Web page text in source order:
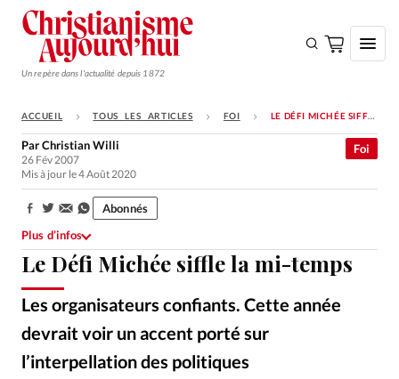
Un repère dans l'actualité depuis 1872
S'ABONNER
Monde
Opinions
Tous les articles
Faire un don
Emploi
Se connecter
ACCUEIL TOUS LES ARTICLES FOI LE DÉFI MICHÉE SIFFLE LA MI-TEMPS
Le Défi Michée siffle la mi-temps
Les organisateurs confiants. Cette année
devrait voir un accent porté sur
l’interpellation des politiques
Foi
ParChristian Willi
26 Fév 2007
Mis à jour le 4 Août 2020
Partager:
Abonnés
Plus d’infos